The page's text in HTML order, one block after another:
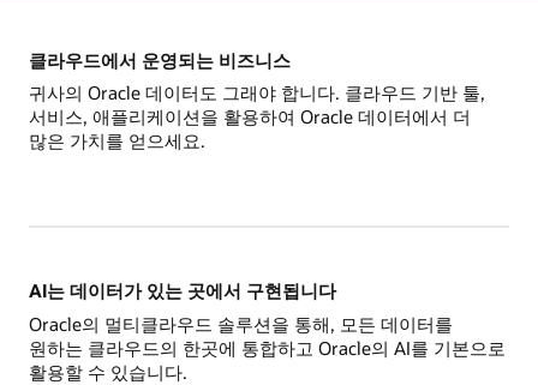
클라우드에서 운영되는 비즈니스
귀사의 Oracle 데이터도 그래야 합니다. 클라우드 기반 툴,
서비스, 애플리케이션을 활용하여 Oracle 데이터에서 더
많은 가치를 얻으세요.
AI는 데이터가 있는 곳에서 구현됩니다
Oracle의 멀티클라우드 솔루션을 통해, 모든 데이터를
원하는 클라우드의 한곳에 통합하고 Oracle의 AI를 기본으로
활용할 수 있습니다.